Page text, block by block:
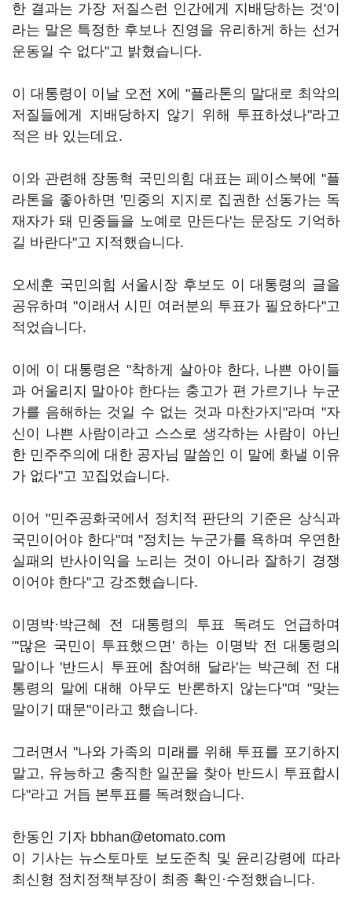
한 결과는 가장 저질스런 인간에게 지배당하는 것'이
라는 말은 특정한 후보나 진영을 유리하게 하는 선거
운동일 수 없다"고 밝혔습니다.
이 대통령이 이날 오전 X에 "플라톤의 말대로 최악의
저질들에게 지배당하지 않기 위해 투표하셨나"라고
적은 바 있는데요.
이와 관련해 장동혁 국민의힘 대표는 페이스북에 "플
라톤을 좋아하면 '민중의 지지로 집권한 선동가는 독
재자가 돼 민중들을 노예로 만든다'는 문장도 기억하
길 바란다"고 지적했습니다.
오세훈 국민의힘 서울시장 후보도 이 대통령의 글을
공유하며 "이래서 시민 여러분의 투표가 필요하다"고
적었습니다.
이에 이 대통령은 "착하게 살아야 한다, 나쁜 아이들
과 어울리지 말아야 한다는 충고가 편 가르기나 누군
가를 음해하는 것일 수 없는 것과 마찬가지"라며 "자
신이 나쁜 사람이라고 스스로 생각하는 사람이 아닌
한 민주주의에 대한 공자님 말씀인 이 말에 화낼 이유
가 없다"고 꼬집었습니다.
이어 "민주공화국에서 정치적 판단의 기준은 상식과
국민이어야 한다"며 "정치는 누군가를 욕하며 우연한
실패의 반사이익을 노리는 것이 아니라 잘하기 경쟁
이어야 한다"고 강조했습니다.
이명박·박근혜 전 대통령의 투표 독려도 언급하며
"'많은 국민이 투표했으면' 하는 이명박 전 대통령의
말이나 '반드시 투표에 참여해 달라'는 박근혜 전 대
통령의 말에 대해 아무도 반론하지 않는다"며 "맞는
말이기 때문"이라고 했습니다.
그러면서 "나와 가족의 미래를 위해 투표를 포기하지
말고, 유능하고 충직한 일꾼을 찾아 반드시 투표합시
다"라고 거듭 본투표를 독려했습니다.
한동인 기자 bbhan@etomato.com
이 기사는 뉴스토마토 보도준칙 및 윤리강령에 따라
최신형 정치정책부장이 최종 확인·수정했습니다.